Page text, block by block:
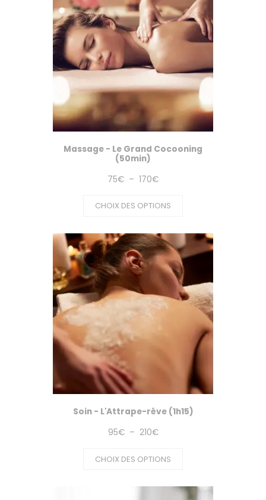
Massage - Le Grand Cocooning
(50min)
75€ – 170€Plage
à
170€
CHOIX DES OPTIONS
Soin - L'Attrape-rêve (1h15)
95€ – 210€Plage
95€
CHOIX DES OPTIONS